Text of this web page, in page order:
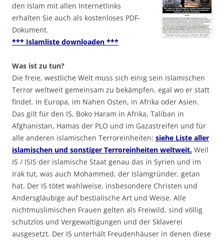
den Islam mit allen Internetlinks
erhalten Sie auch als kostenloses PDF-
Dokument.
*** Islamliste downloaden ***
Was ist zu tun?
Die freie, westliche Welt muss sich einig sein islamischen
Terror weltweit gemeinsam zu bekämpfen, egal wo er statt
findet. In Europa, im Nahen Osten, in Afrika oder Asien.
Das gilt für den IS, Boko Haram in Afrika, Taliban in
Afghanistan, Hamas der PLO und im Gazastreifen und für
alle anderen islamischen Terroreinheiten: siehe Liste aller
islamischen und sonstiger Terroreinheiten weltweit. Weil
IS / ISIS der islamische Staat genau das in Syrien und im
Irak tut, was auch Mohammed, der Islamgründer, getan
hat. Der IS tötet wahlweise, insbesondere Christen und
Andersgläubige auf bestialische Art und Weise. Alle
nichtmuslimischen Frauen gelten als Freiwild, sind völlig
schutzlos und Vergewaltigungen und der Sklaverei
ausgesetzt. Der IS unterhält Freudenhäuser in denen diese